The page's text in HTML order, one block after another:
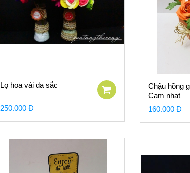
Lọ hoa vải đa sắc
250.000 Đ
Chậu hồng
Cam nhạt
160.000 Đ